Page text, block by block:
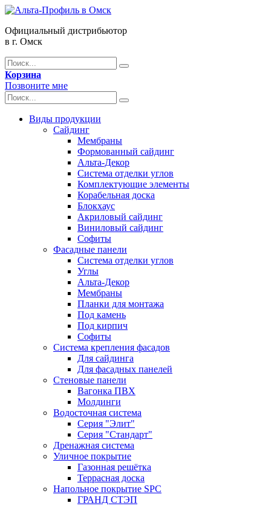
Официальный дистрибьютор
в г. Омск
Корзина
Позвоните мне
Виды продукции
Сайдинг
Мембраны
Формованный сайдинг
Альта-Декор
Система отделки углов
Комплектующие элементы
Корабельная доска
Блокхаус
Акриловый сайдинг
Виниловый сайдинг
Софиты
Фасадные панели
Система отделки углов
Углы
Альта-Декор
Мембраны
Планки для монтажа
Под камень
Под кирпич
Софиты
Система крепления фасадов
Для сайдинга
Для фасадных панелей
Стеновые панели
Вагонка ПВХ
Молдинги
Водосточная система
Серия "Элит"
Серия "Стандарт"
Дренажная система
Уличное покрытие
Газонная решётка
Террасная доска
Напольное покрытие SPC
ГРАНД СТЭП